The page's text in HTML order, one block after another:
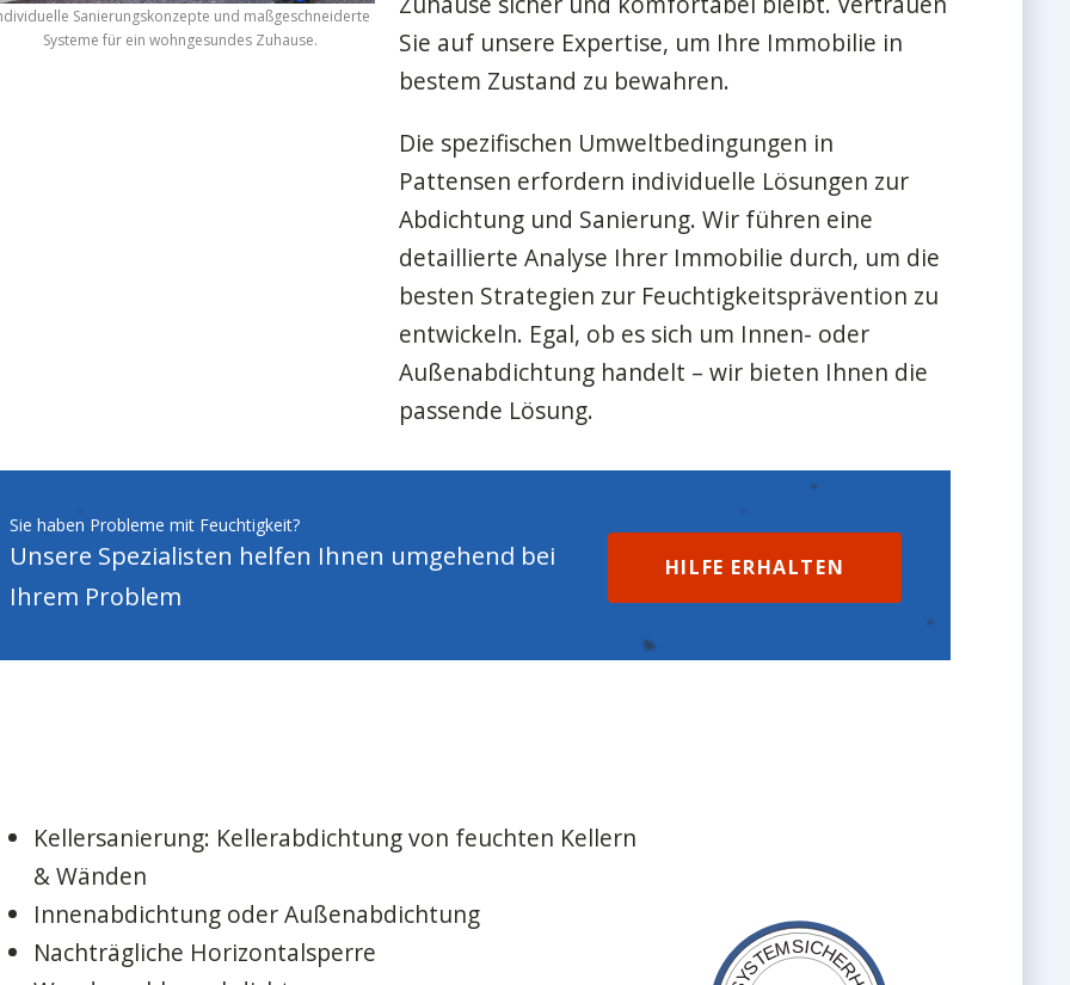
Sanierungskonzepte und maßgeschneiderte
Systeme für ein wohngesundes Zuhause.
Sie auf unsere Expertise, um Ihre Immobilie in
bestem Zustand zu bewahren.
Die spezifischen Umweltbedingungen in
Pattensen erfordern individuelle Lösungen zur
Abdichtung und Sanierung. Wir führen eine
detaillierte Analyse Ihrer Immobilie durch, um die
besten Strategien zur Feuchtigkeitsprävention zu
entwickeln. Egal, ob es sich um Innen- oder
Außenabdichtung handelt – wir bieten Ihnen die
passende Lösung.
Sie haben Probleme mit Feuchtigkeit?
Unsere Spezialisten helfen Ihnen umgehend bei
Ihrem Problem
HILFE ERHALTEN
Kellersanierung: Kellerabdichtung von feuchten Kellern
& Wänden
Innenabdichtung oder Außenabdichtung
Nachträgliche Horizontalsperre